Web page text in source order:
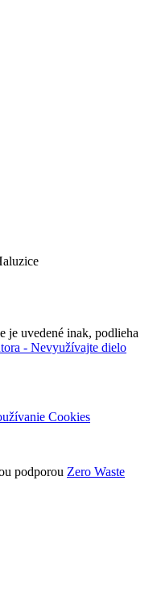
je uvedené inak, podlieha
- Nevyužívajte dielo
Cookies
podporou Zero Waste